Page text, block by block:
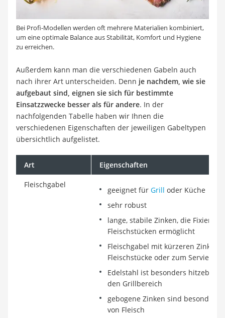
Bei Profi-Modellen werden oft mehrere Materialien kombiniert,
um eine optimale Balance aus Stabilität, Komfort und Hygiene
zu erreichen.
Außerdem kann man die verschiedenen Gabeln auch
nach ihrer Art unterscheiden. Denn je nachdem, wie sie
aufgebaut sind, eignen sie sich für bestimmte
Einsatzzwecke besser als für andere. In der
nachfolgenden Tabelle haben wir Ihnen die
verschiedenen Eigenschaften der jeweiligen Gabeltypen
übersichtlich aufgelistet.
Art Eigenschaften
Fleischgabel
geeignet für Grill oder Küche
sehr robust
lange, stabile Zinken, die Fixieren
Fleischstücken ermöglicht
Fleischgabel mit kürzeren Zinken
Fleischstücke oder zum Servieren
Edelstahl ist besonders
den Grillbereich
gebogene Zinken sind besonders
von Fleisch